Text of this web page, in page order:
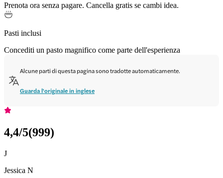
Prenota ora senza pagare. Cancella gratis se cambi idea.
Pasti inclusi
Concediti un pasto magnifico come parte dell'esperienza
Alcune parti di questa pagina sono tradotte automaticamente.
Guarda l'originale in inglese
4,4/5(999)
J
Jessica N